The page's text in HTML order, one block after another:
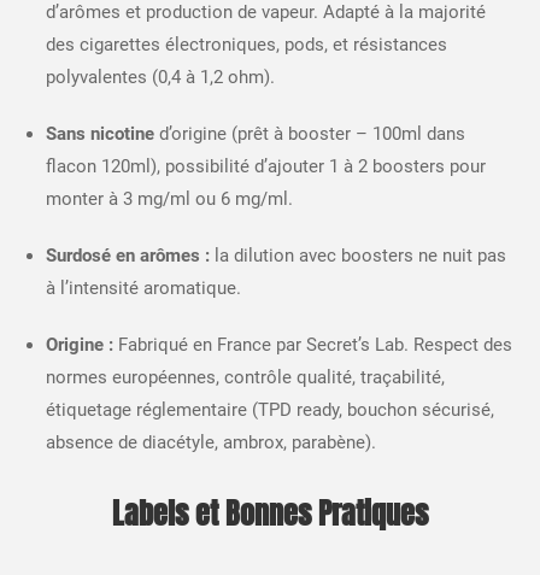
d’arômes et production de vapeur. Adapté à la majorité
des cigarettes électroniques, pods, et résistances
polyvalentes (0,4 à 1,2 ohm).​
Sans nicotined’origine (prêt à booster – 100ml dans
flacon 120ml), possibilité d’ajouter 1 à 2 boosters pour
monter à 3 mg/ml ou 6 mg/ml.​
Surdosé en arômes :la dilution avec boosters ne nuit pas
à l’intensité aromatique.​
Origine :Fabriqué en France par Secret’s Lab. Respect des
normes européennes, contrôle qualité, traçabilité,
étiquetage réglementaire (TPD ready, bouchon sécurisé,
absence de diacétyle, ambrox, parabène).​
Labels et Bonnes Pratiques